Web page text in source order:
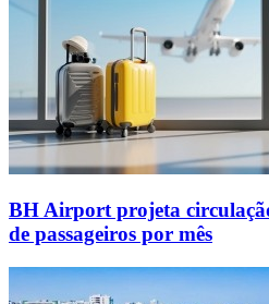
BH Airport projeta
de passageiros por mês